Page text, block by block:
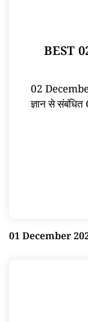
BEST
02
ज्ञान से
01 December